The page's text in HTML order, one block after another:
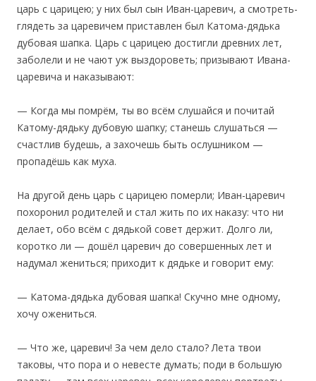
царь с царицею; у них был сын Иван-царевич, а смотреть-
глядеть за царевичем приставлен был Катома-дядька
дубовая шапка. Царь с царицею достигли древних лет,
заболели и не чают уж выздороветь; призывают Ивана-
царевича и наказывают:
— Когда мы помрём, ты во всём слушайся и почитай
Катому-дядьку дубовую шапку; станешь слушаться —
счастлив будешь, а захочешь быть ослушником —
пропадёшь как муха.
На другой день царь с царицею померли; Иван-царевич
похоронил родителей и стал жить по их наказу: что ни
делает, обо всём с дядькой совет держит. Долго ли,
коротко ли — дошёл царевич до совершенных лет и
надумал жениться; приходит к дядьке и говорит ему:
— Катома-дядька дубовая шапка! Скучно мне одному,
хочу ожениться.
— Что же, царевич! За чем дело стало? Лета твои
таковы, что пора и о невесте думать; поди в большую